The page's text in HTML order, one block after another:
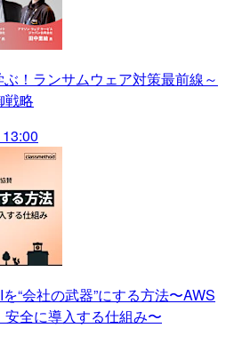
ぶ！ランサムウェア対策最前線～
戦略
“会社の武器”にする方法〜AWS
全に導入する仕組み〜